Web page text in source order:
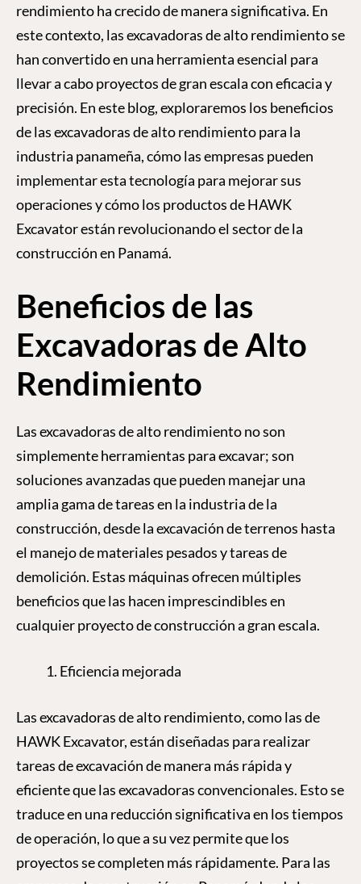
rendimiento ha crecido de manera significativa. En
este contexto, las excavadoras de alto rendimiento se
han convertido en una herramienta esencial para
llevar a cabo proyectos de gran escala con eficacia y
precisión. En este blog, exploraremos los beneficios
de las excavadoras de alto rendimiento para la
industria panameña, cómo las empresas pueden
implementar esta tecnología para mejorar sus
operaciones y cómo los productos de HAWK
Excavator están revolucionando el sector de la
construcción en Panamá.
Beneficios de las
Excavadoras de Alto
Rendimiento
Las excavadoras de alto rendimiento no son
simplemente herramientas para excavar; son
soluciones avanzadas que pueden manejar una
amplia gama de tareas en la industria de la
construcción, desde la excavación de terrenos hasta
el manejo de materiales pesados y tareas de
demolición. Estas máquinas ofrecen múltiples
beneficios que las hacen imprescindibles en
cualquier proyecto de construcción a gran escala.
Eficiencia mejorada
Las excavadoras de alto rendimiento, como las de
HAWK Excavator, están diseñadas para realizar
tareas de excavación de manera más rápida y
eficiente que las excavadoras convencionales. Esto se
traduce en una reducción significativa en los tiempos
de operación, lo que a su vez permite que los
proyectos se completen más rápidamente. Para las